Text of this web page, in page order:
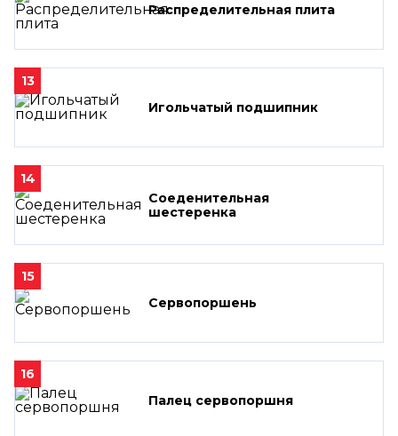
Распределительная плита
13
Игольчатый подшипник
14
Соеденительная
шестеренка
15
Сервопоршень
16
Палец сервопоршня